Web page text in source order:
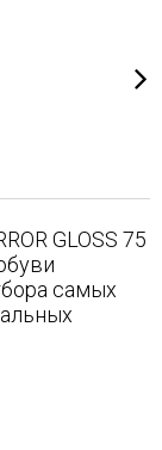
GLOSS 75
самых